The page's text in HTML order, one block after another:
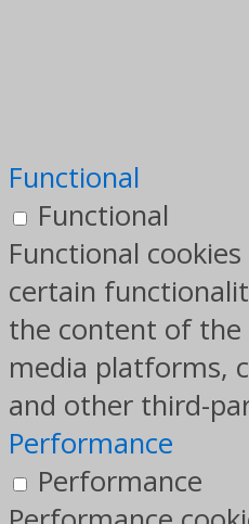
Functional
Functional
Functional
certain
the content of the
media platforms,
and other third-
Performance
Performance